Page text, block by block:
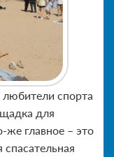
спорта
для
же главное – это